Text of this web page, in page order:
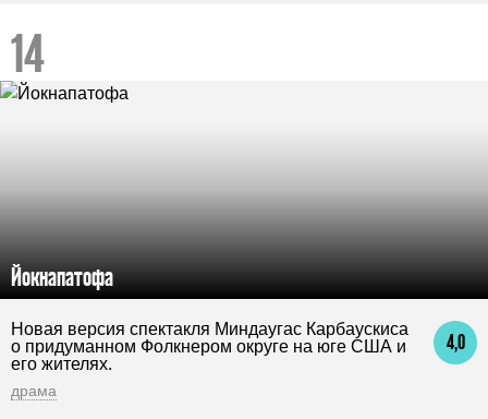
Йокнапатофа
4,0
Новая версия спектакля Миндаугас Карбаускиса
о придуманном Фолкнером округе на юге США и
его жителях.
драма